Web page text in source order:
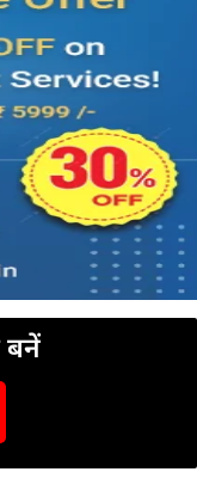
बनें